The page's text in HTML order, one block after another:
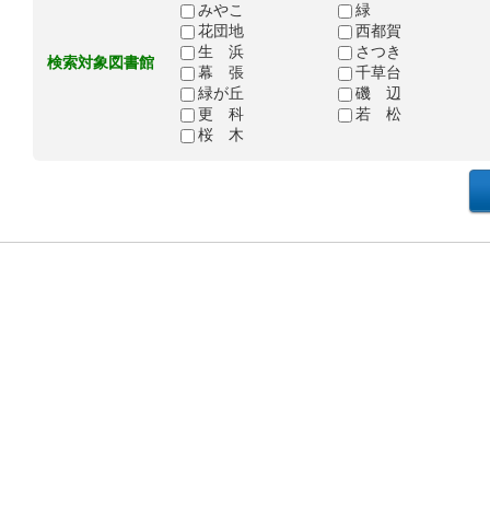
検索対象図書館
みやこ
緑
花団地
西都賀
生 浜
さつき
幕 張
千草台
緑が丘
磯 辺
更 科
若 松
桜 木